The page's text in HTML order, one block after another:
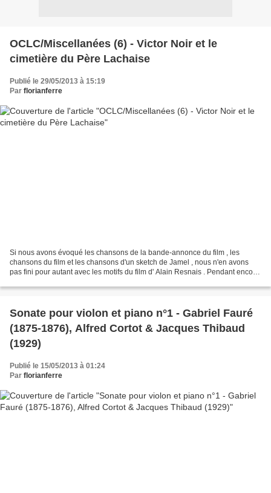
OCLC/Miscellanées (6) - Victor Noir et le
cimetière du Père Lachaise
Publié le 29/05/2013 à 15:19
Par florianferre
Si nous avons évoqué les chansons de la bande-annonce du film , les
chansons du film et les chansons d'un sketch de Jamel , nous n'en avons
pas fini pour autant avec les motifs du film d' Alain Resnais . Pendant encore
Sonate pour violon et piano n°1 - Gabriel Fauré
(1875-1876), Alfred Cortot & Jacques Thibaud
(1929)
Publié le 15/05/2013 à 01:24
Par florianferre